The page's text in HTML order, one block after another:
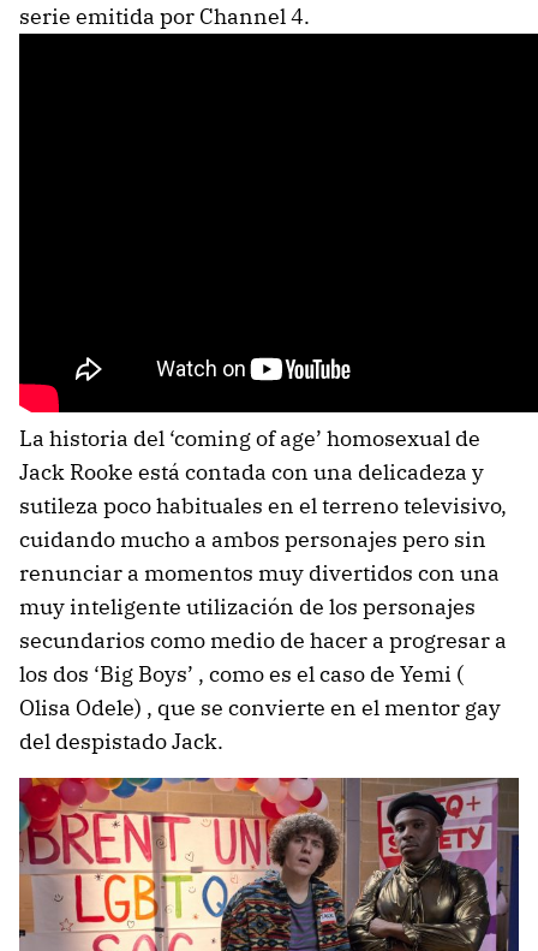
serie emitida por Channel 4.
La historia del ‘coming of age’ homosexual de
Jack Rooke está contada con una delicadeza y
sutileza poco habituales en el terreno televisivo,
cuidando mucho a ambos personajes pero sin
renunciar a momentos muy divertidos con una
muy inteligente utilización de los personajes
secundarios como medio de hacer a progresar a
los dos ‘Big Boys’ , como es el caso de Yemi (
Olisa Odele) , que se convierte en el mentor gay
del despistado Jack.